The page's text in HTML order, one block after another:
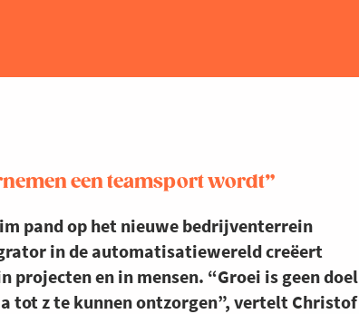
een teamsport wordt”
pand op het nieuwe bedrijventerrein
in de automatisatiewereld creëert
en in mensen. “Groei is geen doel
tot z te kunnen ontzorgen”, vertelt Christof